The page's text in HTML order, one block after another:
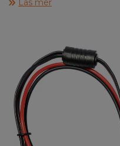
Easytest Protect sänder ut
Easytest Protect kan
de medföljande
Läs mer